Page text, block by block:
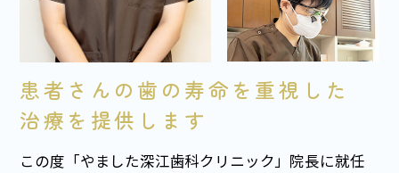
患者さんの歯の寿命を重視した
治療を提供します
この度「やました深江歯科クリニック」院長に就任